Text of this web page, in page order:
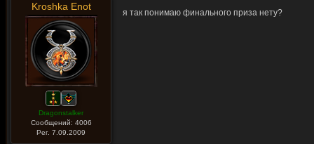
Kroshka Enot
Dragonstalker
Сообщений: 4006
Рег. 7.09.2009
я так понимаю финального приза нету?